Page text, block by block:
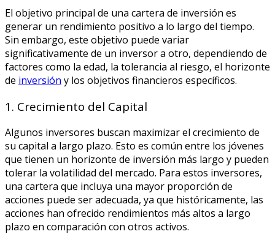
El objetivo principal de una cartera de inversión es
generar un rendimiento positivo a lo largo del tiempo.
Sin embargo, este objetivo puede variar
significativamente de un inversor a otro, dependiendo de
factores como la edad, la tolerancia al riesgo, el horizonte
de inversión y los objetivos financieros específicos.
1. Crecimiento del Capital
Algunos inversores buscan maximizar el crecimiento de
su capital a largo plazo. Esto es común entre los jóvenes
que tienen un horizonte de inversión más largo y pueden
tolerar la volatilidad del mercado. Para estos inversores,
una cartera que incluya una mayor proporción de
acciones puede ser adecuada, ya que históricamente, las
acciones han ofrecido rendimientos más altos a largo
plazo en comparación con otros activos.